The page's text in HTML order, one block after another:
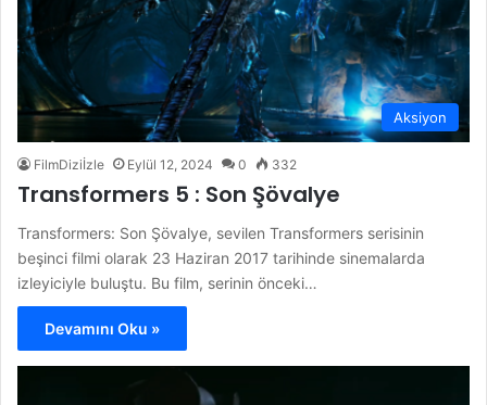
Aksiyon
FilmDiziİzle Eylül 12, 2024 0 332
Transformers 5 : Son Şövalye
Transformers: Son Şövalye, sevilen Transformers serisinin
beşinci filmi olarak 23 Haziran 2017 tarihinde sinemalarda
izleyiciyle buluştu. Bu film, serinin önceki…
Devamını Oku »